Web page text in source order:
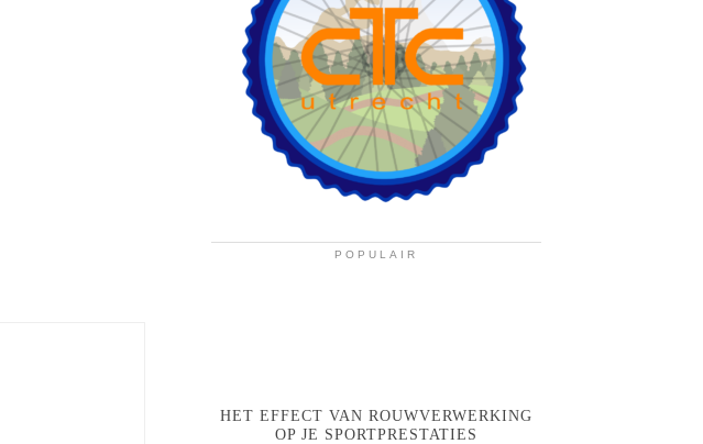
POPULAIR
HET EFFECT VAN ROUWVERWERKING
OP JE SPORTPRESTATIES